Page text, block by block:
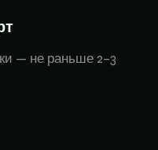
— не раньше 2–3